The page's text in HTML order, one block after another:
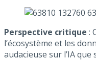
Perspective critique :
l’écosystème et les
audacieuse sur l’IA